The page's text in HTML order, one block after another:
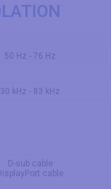
50 Hz - 76 Hz
30 kHz - 83 kHz
D-sub cable
cable